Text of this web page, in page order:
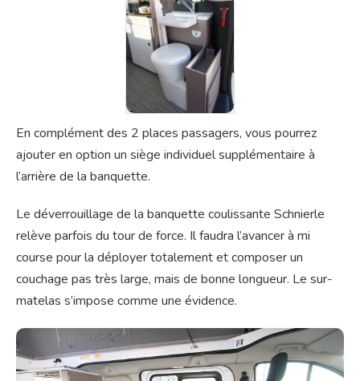
En complément des 2 places passagers, vous pourrez
ajouter en option un siège individuel supplémentaire à
l’arrière de la banquette.
Le déverrouillage de la banquette coulissante Schnierle
relève parfois du tour de force. Il faudra l’avancer à mi
course pour la déployer totalement et composer un
couchage pas très large, mais de bonne longueur. Le sur-
matelas s’impose comme une évidence.